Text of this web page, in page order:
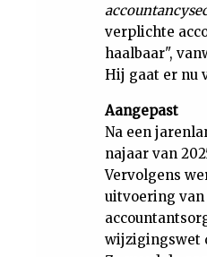
verplichte
haalbaar",
Hij gaat er nu
Aangepast
Na een
najaar van
Vervolgens
uitvoering van
wijzigingswet